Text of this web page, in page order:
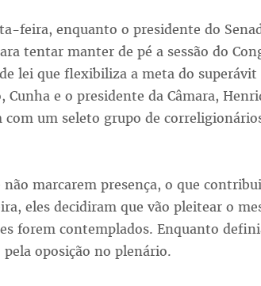
feira, enquanto o presidente do
tentar manter de pé a sessão do
lei que flexibiliza a meta do
Cunha e o presidente da Câmara,
com um seleto grupo de
não marcarem presença, o que
eles decidiram que vão pleitear o
forem contemplados. Enquanto
oposição no plenário.